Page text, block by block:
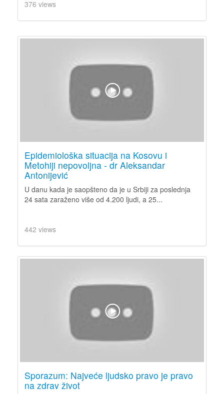
376 views
Epidemiološka situacija na Kosovu i
Metohiji nepovoljna - dr Aleksandar
Antonijević
U danu kada je saopšteno da je u Srbiji za poslednja
24 sata zaraženo više od 4.200 ljudi, a 25...
442 views
Sporazum: Najveće ljudsko pravo je pravo
na zdrav život